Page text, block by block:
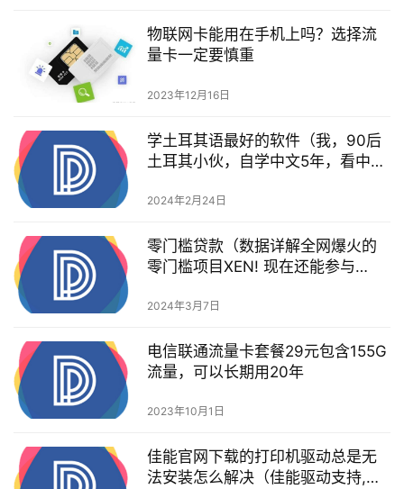
物联网卡能用在手机上吗？选择流
量卡一定要慎重
2023年12月16日
学土耳其语最好的软件（我，90后
土耳其小伙，自学中文5年，看中文
2024年2月24日
零门槛贷款（数据详解全网爆火的
零门槛项目XEN! 现在还能参与
2024年3月7日
电信联通流量卡套餐29元包含155G
流量，可以长期用20年
2023年10月1日
佳能官网下载的打印机驱动总是无
法安装怎么解决（佳能驱动支持,佳